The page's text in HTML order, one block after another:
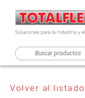
Volver al listado